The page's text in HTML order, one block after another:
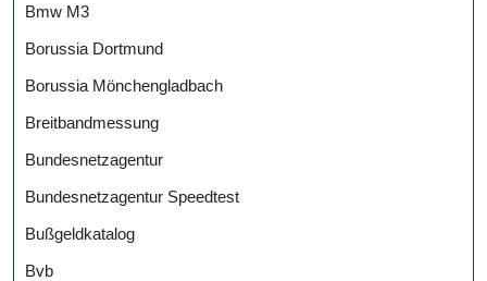
Bmw M3
Borussia Dortmund
Borussia Mönchengladbach
Breitbandmessung
Bundesnetzagentur
Bundesnetzagentur Speedtest
Bußgeldkatalog
Bvb